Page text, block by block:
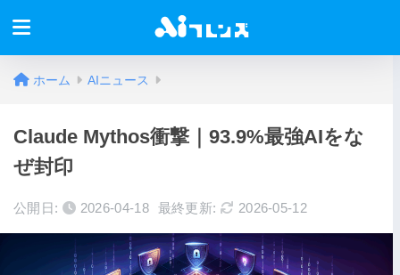
ホーム AIニュース
Claude Mythos衝撃｜93.9%最強AIをな
ぜ封印
公開日: 2026-04-18 最終更新: 2026-05-12